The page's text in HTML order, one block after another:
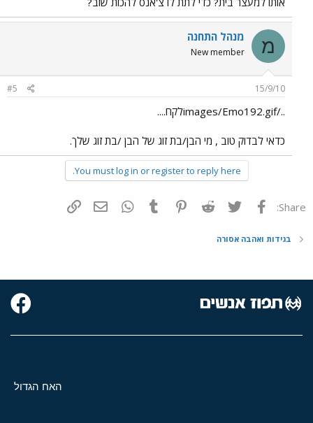
מ מנהל התחנה
New member
15/9/10
#5
../images/Emo192.gifלקח....
כדאי לבדוק טוב , מי הבן/בת זוג של הבן /בת זוג שלך.
You must log in or register to reply here.
Share: פייסבוק Twitter
Reddit
Pinterest
Tumblr
WhatsAppדואר אלקטרוני
בגידות ואהבה אסורה
האח הגדול